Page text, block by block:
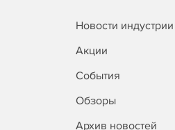
Новости индустрии
Акции
События
Обзоры
Архив новостей